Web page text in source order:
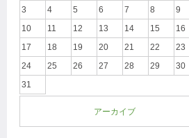
3
4 5 6 7 8
9
10
11 12 13 14 15
16
17
18 19 20 21 22
23
24
25 26 27 28 29
30
31
アーカイブ